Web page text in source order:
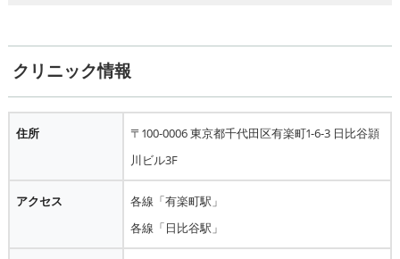
クリニック情報
住所
〒100-0006 東京都千代田区有楽町1-6-3 日比谷頴
川ビル3F
アクセス
各線「有楽町駅」
各線「日比谷駅」